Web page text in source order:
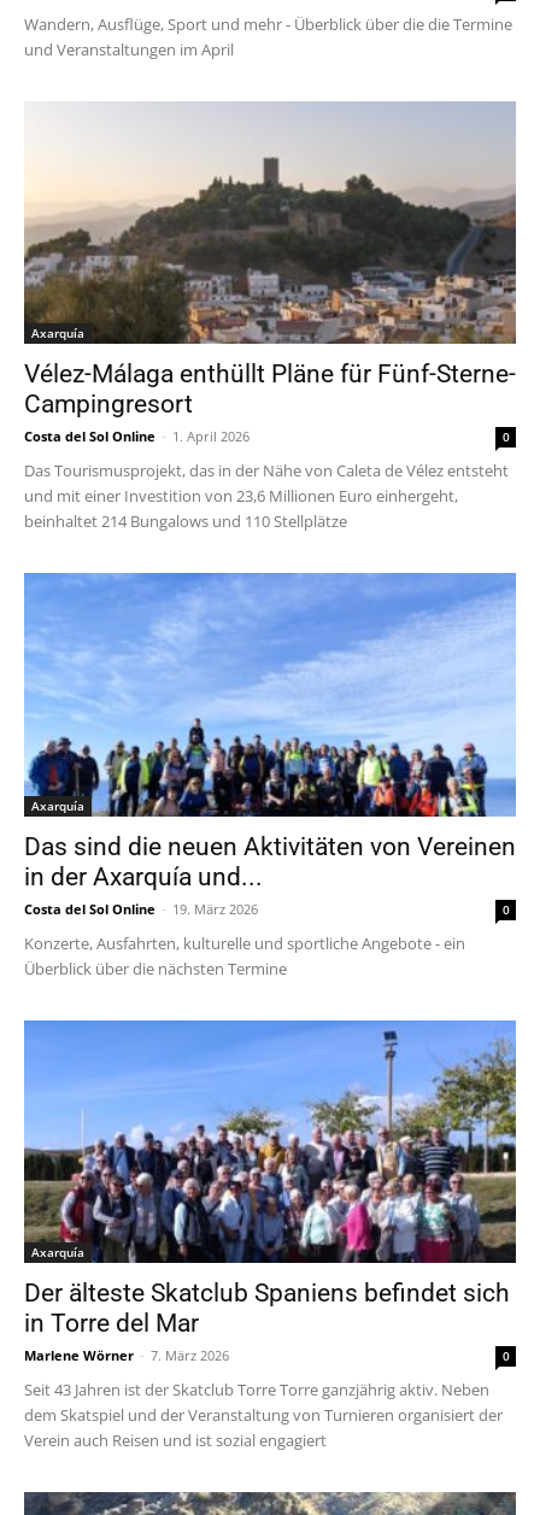
Wandern, Ausflüge, Sport und mehr - Überblick über die die Termine
und Veranstaltungen im April
Axarquía
Vélez-Málaga enthüllt Pläne für Fünf-Sterne-
Campingresort
Costa del Sol Online - 1. April 2026 0
Das Tourismusprojekt, das in der Nähe von Caleta de Vélez entsteht
und mit einer Investition von 23,6 Millionen Euro einhergeht,
beinhaltet 214 Bungalows und 110 Stellplätze
Axarquía
Das sind die neuen Aktivitäten von Vereinen
in der Axarquía und...
Costa del Sol Online - 19. März 2026 0
Konzerte, Ausfahrten, kulturelle und sportliche Angebote - ein
Überblick über die nächsten Termine
Axarquía
Der älteste Skatclub Spaniens befindet sich
in Torre del Mar
Marlene Wörner - 7. März 2026 0
Seit 43 Jahren ist der Skatclub Torre Torre ganzjährig aktiv. Neben
dem Skatspiel und der Veranstaltung von Turnieren organisiert der
Verein auch Reisen und ist sozial engagiert